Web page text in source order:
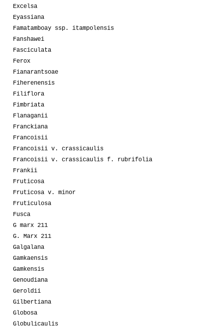
Excelsa
Eyassiana
Famatamboay ssp. itampolensis
Fanshawei
Fasciculata
Ferox
Fianarantsoae
Fiherenensis
Filiflora
Fimbriata
Flanaganii
Franckiana
Francoisii
Francoisii v. crassicaulis
Francoisii v. crassicaulis f. rubrifolia
Frankii
Fruticosa
Fruticosa v. minor
Fruticulosa
Fusca
G marx 211
G. Marx 211
Galgalana
Gamkaensis
Gamkensis
Genoudiana
Geroldii
Gilbertiana
Globosa
Globulicaulis